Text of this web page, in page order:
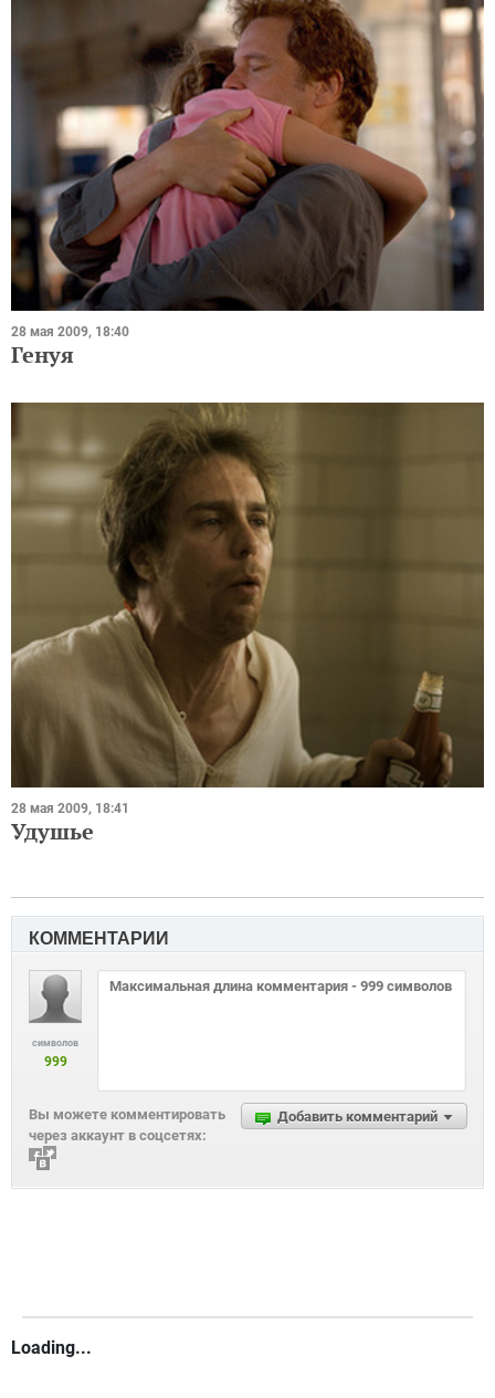
28 мая 2009, 18:40
Генуя
28 мая 2009, 18:41
Удушье
КОММЕНТАРИИ
символов
999
Добавить комментарий
Вы можете комментировать
через аккаунт в соцсетях:
Loading...